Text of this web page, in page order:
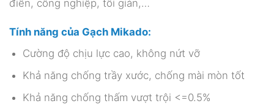
điển, công nghiệp, tối giản,…
Tính năng của Gạch Mikado:
Cường độ chịu lực cao, không nứt vỡ
Khả năng chống trầy xước, chống mài mòn tốt
Khả năng chống thấm vượt trội <=0.5%